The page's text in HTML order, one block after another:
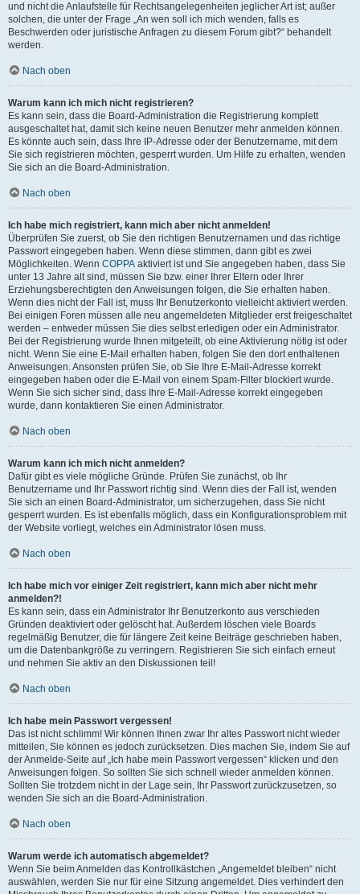
und nicht die Anlaufstelle für Rechtsangelegenheiten jeglicher Art ist; außer
solchen, die unter der Frage „An wen soll ich mich wenden, falls es
Beschwerden oder juristische Anfragen zu diesem Forum gibt?“ behandelt
werden.
Nach oben
Warum kann ich mich nicht registrieren?
Es kann sein, dass die Board-Administration die Registrierung komplett
ausgeschaltet hat, damit sich keine neuen Benutzer mehr anmelden können.
Es könnte auch sein, dass Ihre IP-Adresse oder der Benutzername, mit dem
Sie sich registrieren möchten, gesperrt wurden. Um Hilfe zu erhalten, wenden
Sie sich an die Board-Administration.
Nach oben
Ich habe mich registriert, kann mich aber nicht anmelden!
Überprüfen Sie zuerst, ob Sie den richtigen Benutzernamen und das richtige
Passwort eingegeben haben. Wenn diese stimmen, dann gibt es zwei
Möglichkeiten. Wenn COPPA aktiviert ist und Sie angegeben haben, dass Sie
unter 13 Jahre alt sind, müssen Sie bzw. einer Ihrer Eltern oder Ihrer
Erziehungsberechtigten den Anweisungen folgen, die Sie erhalten haben.
Wenn dies nicht der Fall ist, muss Ihr Benutzerkonto vielleicht aktiviert werden.
Bei einigen Foren müssen alle neu angemeldeten Mitglieder erst freigeschaltet
werden – entweder müssen Sie dies selbst erledigen oder ein Administrator.
Bei der Registrierung wurde Ihnen mitgeteilt, ob eine Aktivierung nötig ist oder
nicht. Wenn Sie eine E-Mail erhalten haben, folgen Sie den dort enthaltenen
Anweisungen. Ansonsten prüfen Sie, ob Sie Ihre E-Mail-Adresse korrekt
eingegeben haben oder die E-Mail von einem Spam-Filter blockiert wurde.
Wenn Sie sich sicher sind, dass Ihre E-Mail-Adresse korrekt eingegeben
wurde, dann kontaktieren Sie einen Administrator.
Nach oben
Warum kann ich mich nicht anmelden?
Dafür gibt es viele mögliche Gründe. Prüfen Sie zunächst, ob Ihr
Benutzername und Ihr Passwort richtig sind. Wenn dies der Fall ist, wenden
Sie sich an einen Board-Administrator, um sicherzugehen, dass Sie nicht
gesperrt wurden. Es ist ebenfalls möglich, dass ein Konfigurationsproblem mit
der Website vorliegt, welches ein Administrator lösen muss.
Nach oben
Ich habe mich vor einiger Zeit registriert, kann mich aber nicht mehr
anmelden?!
Es kann sein, dass ein Administrator Ihr Benutzerkonto aus verschieden
Gründen deaktiviert oder gelöscht hat. Außerdem löschen viele Boards
regelmäßig Benutzer, die für längere Zeit keine Beiträge geschrieben haben,
um die Datenbankgröße zu verringern. Registrieren Sie sich einfach erneut
und nehmen Sie aktiv an den Diskussionen teil!
Nach oben
Ich habe mein Passwort vergessen!
Das ist nicht schlimm! Wir können Ihnen zwar Ihr altes Passwort nicht wieder
mitteilen, Sie können es jedoch zurücksetzen. Dies machen Sie, indem Sie auf
der Anmelde-Seite auf „Ich habe mein Passwort vergessen“ klicken und den
Anweisungen folgen. So sollten Sie sich schnell wieder anmelden können.
Sollten Sie trotzdem nicht in der Lage sein, Ihr Passwort zurückzusetzen, so
wenden Sie sich an die Board-Administration.
Nach oben
Warum werde ich automatisch abgemeldet?
Wenn Sie beim Anmelden das Kontrollkästchen „Angemeldet bleiben“ nicht
auswählen, werden Sie nur für eine Sitzung angemeldet. Dies verhindert den